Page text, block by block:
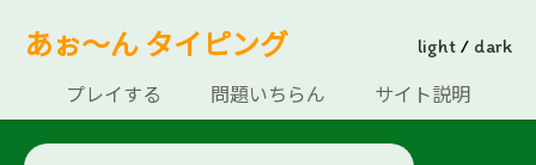
あぉ～ん タイピング light / dark
プレイする 問題いちらん サイト説明